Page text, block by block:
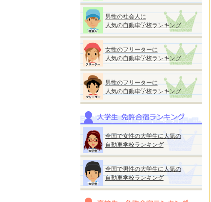
男性の社会人に
人気の自動車学校ランキング
女性のフリーターに
人気の自動車学校ランキング
男性のフリーターに
人気の自動車学校ランキング
全国で女性の大学生に人気の
自動車学校ランキング
全国で男性の大学生に人気の
自動車学校ランキング